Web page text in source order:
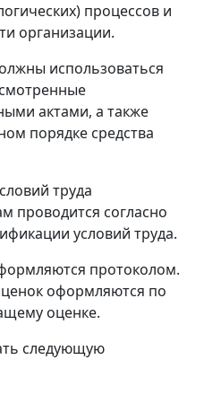
процессов и
организации.
использоваться
актами, а также
порядке средства
труда
проводится согласно
условий труда.
протоколом.
оформляются по
оценке.
следующую